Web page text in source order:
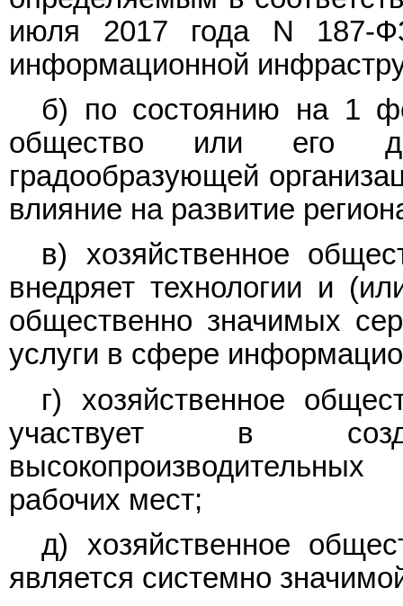
июля 2017 года N 187-
информационной
б) по состоянию на 1
общество или его
градообразующей
влияние на развитие
в) хозяйственное
внедряет технологии и
общественно значимых
услуги в сфере
г) хозяйственное
участвует в
рабочих мест;
д) хозяйственное
является системно